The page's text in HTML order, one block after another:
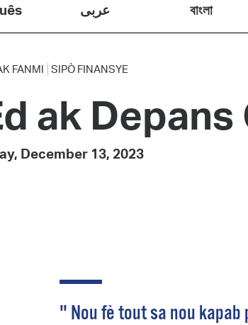
Contact
Municipal
Open
عربى বাংলা
FANMI SIPÒ FINANSYE
ak Depans
December 13, 2023
" Nou fè tout sa nou